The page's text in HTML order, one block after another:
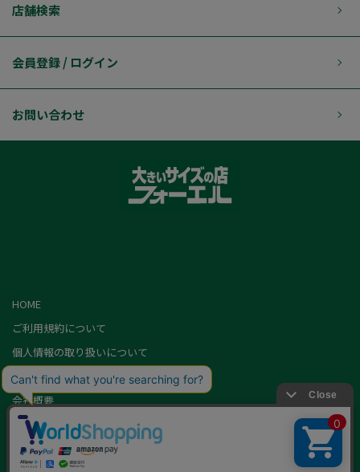
店舗検索
会員登録 / ログイン
お問い合わせ
HOME
ご利用規約について
個人情報の取り扱いについて
特定商取引に基づく表記
会社概要
カード会員（情報変更/ポイント照会）
お問い合わせ